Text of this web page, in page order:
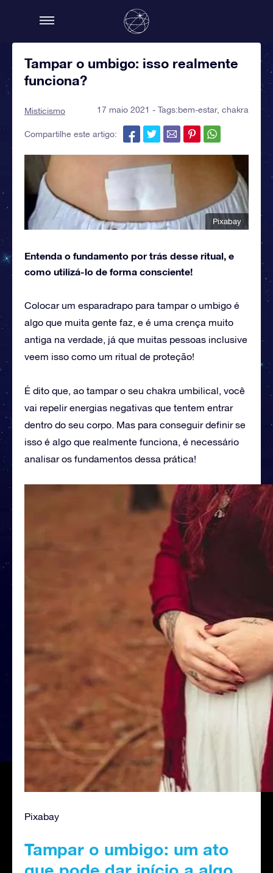
Tampar o umbigo: isso realmente
funciona?
Misticismo 17 maio 2021 - Tags:bem-estar, chakra
Compartilhe este artigo:
Pixabay
Entenda o fundamento por trás desse ritual, e
como utilizá-lo de forma consciente!
Colocar um esparadrapo para tampar o umbigo é
algo que muita gente faz, e é uma crença muito
antiga na verdade, já que muitas pessoas inclusive
veem isso como um ritual de proteção!
É dito que, ao tampar o seu chakra umbilical, você
vai repelir energias negativas que tentem entrar
dentro do seu corpo. Mas para conseguir definir se
isso é algo que realmente funciona, é necessário
analisar os fundamentos dessa prática!
Pixabay
Tampar o umbigo: um ato